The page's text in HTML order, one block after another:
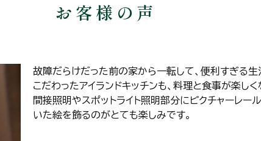
お客様の声
故障だらけだった前の家から一転して、便利すぎる生
こだわったアイランドキッチンも、料理と食事が楽しく
間接照明やスポットライト照明部分にピクチャーレー
いた絵を飾るのがとても楽しみです。